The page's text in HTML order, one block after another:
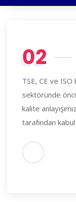
02
TSE, CE ve
sektöründe
kalite
tarafından